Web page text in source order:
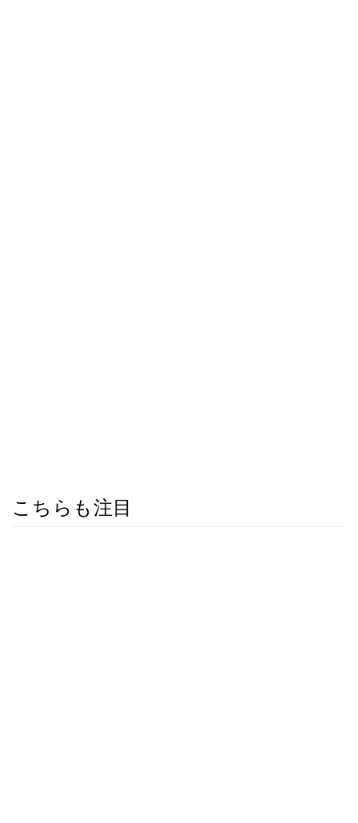
こちらも注目